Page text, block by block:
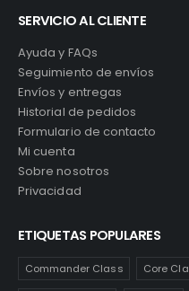
SERVICIO AL CLIENTE
Ayuda y FAQs
Seguimiento de envíos
Envíos y entregas
Historial de pedidos
Formulario de contacto
Mi cuenta
Sobre nosotros
Privacidad
ETIQUETAS POPULARES
Commander Class Core